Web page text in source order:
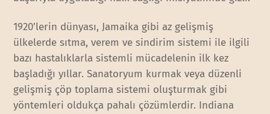
1920’lerin dünyası, Jamaika gibi az gelişmiş
ülkelerde sıtma, verem ve sindirim sistemi ile ilgili
bazı hastalıklarla sistemli mücadelenin ilk kez
başladığı yıllar. Sanatoryum kurmak veya düzenli
gelişmiş çöp toplama sistemi oluşturmak gibi
yöntemleri oldukça pahalı çözümlerdir. Indiana